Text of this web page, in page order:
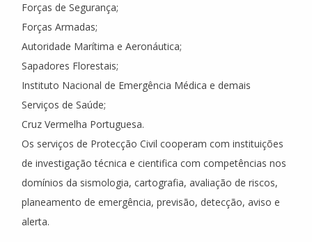
Forças de Segurança;
Forças Armadas;
Autoridade Marítima e Aeronáutica;
Sapadores Florestais;
Instituto Nacional de Emergência Médica e demais
Serviços de Saúde;
Cruz Vermelha Portuguesa.
Os serviços de Protecção Civil cooperam com instituições
de investigação técnica e cientifica com competências nos
domínios da sismologia, cartografia, avaliação de riscos,
planeamento de emergência, previsão, detecção, aviso e
alerta.